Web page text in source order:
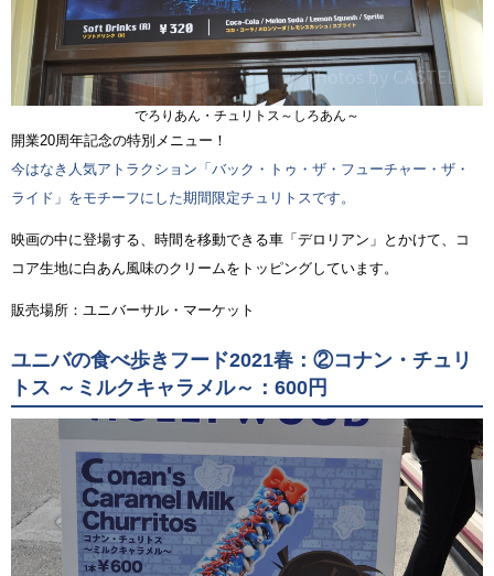
でろりあん・チュリトス～しろあん～
開業20周年記念の特別メニュー！
今はなき人気アトラクション「バック・トゥ・ザ・フューチャー・ザ・
ライド」をモチーフにした期間限定チュリトスです。
映画の中に登場する、時間を移動できる車「デロリアン」とかけて、コ
コア生地に白あん風味のクリームをトッピングしています。
販売場所：ユニバーサル・マーケット
ユニバの食べ歩きフード2021春：②コナン・チュリ
トス ～ミルクキャラメル～：600円